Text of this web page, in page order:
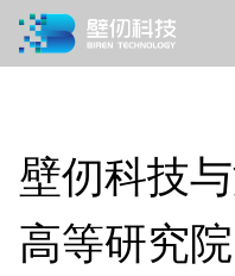
壁仞科技
高等研究